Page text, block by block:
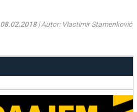
08.02.2018| Autor: Vlastimir Stamenković